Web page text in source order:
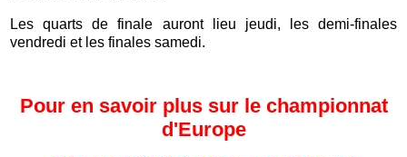
Les quarts de finale auront lieu jeudi, les demi-finales
vendredi et les finales samedi.
Pour en savoir plus sur le championnat
d'Europe